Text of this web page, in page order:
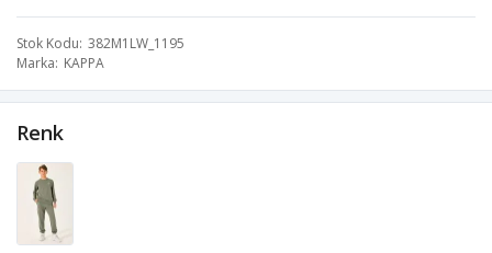
Stok Kodu 382M1LW_1195
Marka KAPPA
Renk